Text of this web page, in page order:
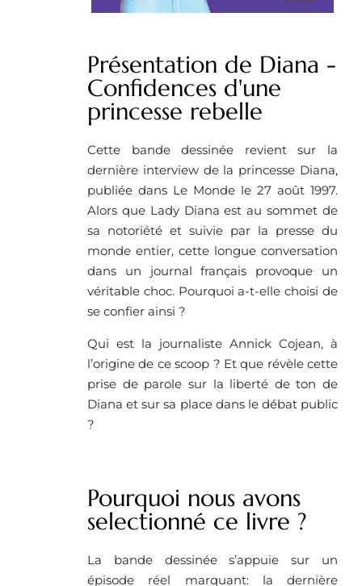
Présentation de Diana -
Confidences d'une
princesse rebelle
Cette bande dessinée revient sur la
dernière interview de la princesse Diana,
publiée dans Le Monde le 27 août 1997.
Alors que Lady Diana est au sommet de
sa notoriété et suivie par la presse du
monde entier, cette longue conversation
dans un journal français provoque un
véritable choc. Pourquoi a-t-elle choisi de
se confier ainsi ?
Qui est la journaliste Annick Cojean, à
l’origine de ce scoop ? Et que révèle cette
prise de parole sur la liberté de ton de
Diana et sur sa place dans le débat public
?
Pourquoi nous avons
selectionné ce livre ? ​
La bande dessinée s’appuie sur un
épisode réel marquant: la dernière